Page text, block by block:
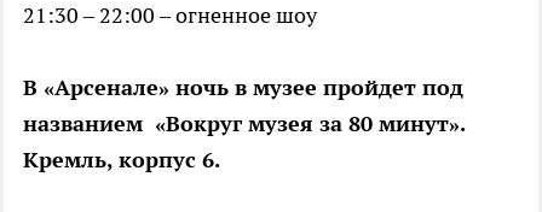
21:30 – 22:00 – огненное шоу
В «Арсенале» ночь в музее пройдет под
названием «Вокруг музея за 80 минут».
Кремль, корпус 6.